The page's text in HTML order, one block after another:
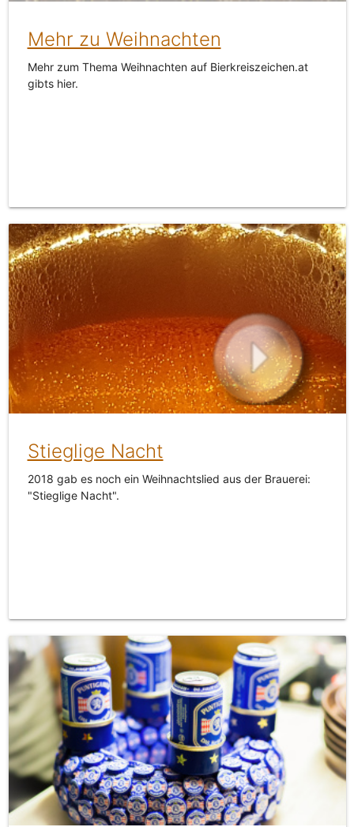
Mehr zu Weihnachten
Mehr zum Thema Weihnachten auf Bierkreiszeichen.at
gibts hier.
Stieglige Nacht
2018 gab es noch ein Weihnachtslied aus der Brauerei:
"Stieglige Nacht".